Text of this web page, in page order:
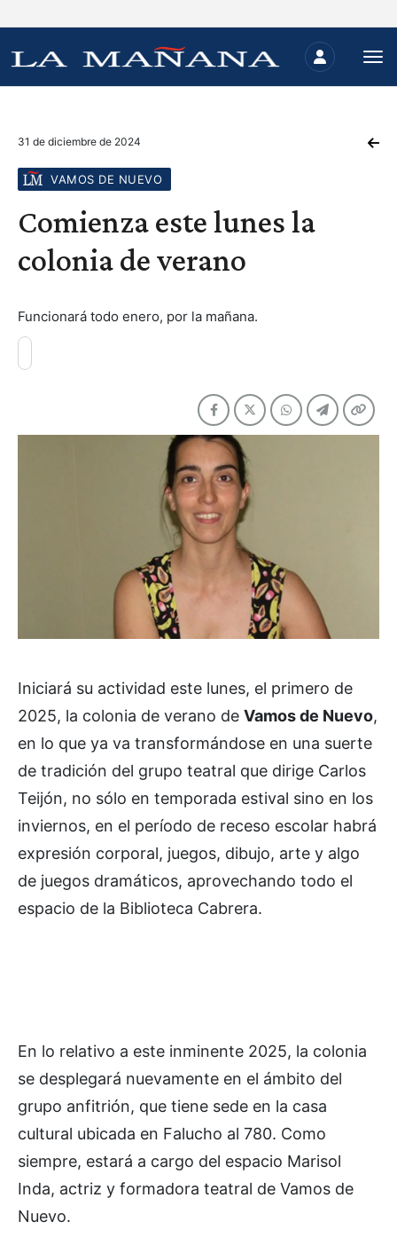
31 de diciembre de 2024
VAMOS DE NUEVO
Comienza este lunes la
colonia de verano
Funcionará todo enero, por la mañana.
Iniciará su actividad este lunes, el primero de
2025, la colonia de verano de Vamos de Nuevo,
en lo que ya va transformándose en una suerte
de tradición del grupo teatral que dirige Carlos
Teijón, no sólo en temporada estival sino en los
inviernos, en el período de receso escolar habrá
expresión corporal, juegos, dibujo, arte y algo
de juegos dramáticos, aprovechando todo el
espacio de la Biblioteca Cabrera.
En lo relativo a este inminente 2025, la colonia
se desplegará nuevamente en el ámbito del
grupo anfitrión, que tiene sede en la casa
cultural ubicada en Falucho al 780. Como
siempre, estará a cargo del espacio Marisol
Inda, actriz y formadora teatral de Vamos de
Nuevo.